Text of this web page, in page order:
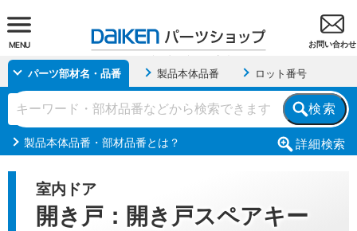
お問い合わせ
MENU
パーツ部材名・品番 製品本体品番 ロット番号
検索
詳細検索
製品本体品番・部材品番とは？
室内ドア
開き戸：開き戸スペアキー